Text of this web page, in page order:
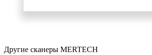
Другие сканеры MERTECH